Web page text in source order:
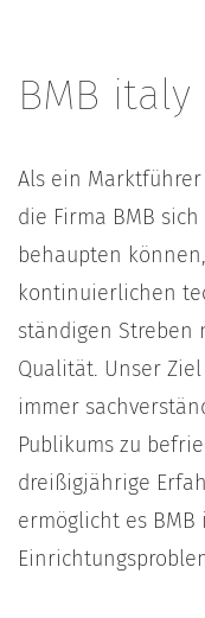
BMB italy
Als ein
die Firma BMB
behaupten
kontinuierlichen
ständigen Streben
Qualität. Unser
immer
Publikums zu
dreißigjährige
ermöglicht es